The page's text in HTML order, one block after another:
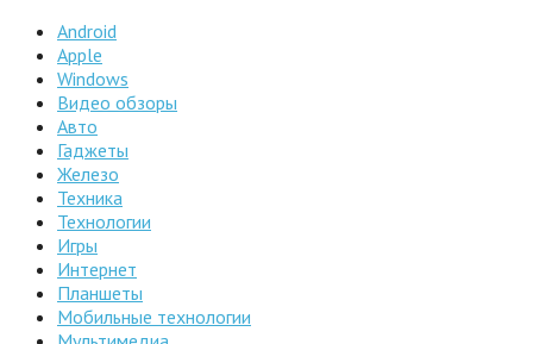
Android
Apple
Windows
Видео обзоры
Авто
Гаджеты
Железо
Техника
Технологии
Игры
Интернет
Планшеты
Мобильные технологии